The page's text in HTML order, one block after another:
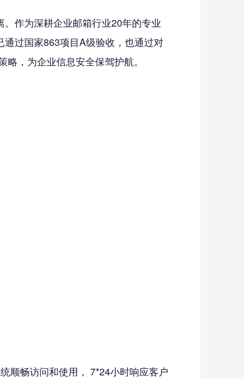
作为深耕企业邮箱行业20年的专业
过国家863项目A级验收，也通过对
，为企业信息安全保驾护航。
顺畅访问和使用， 7*24小时响应客户